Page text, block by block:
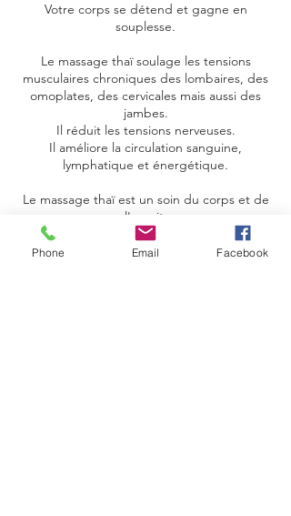
Votre corps se détend et gagne en
souplesse.
Le massage thaï soulage les tensions
musculaires chroniques des lombaires, des
omoplates, des cervicales mais aussi des
jambes.
Il réduit les tensions nerveuses.
Il améliore la circulation sanguine,
lymphatique et énergétique.
Le massage thaï est un soin du corps et de
l'esprit.
Phone Email Facebook